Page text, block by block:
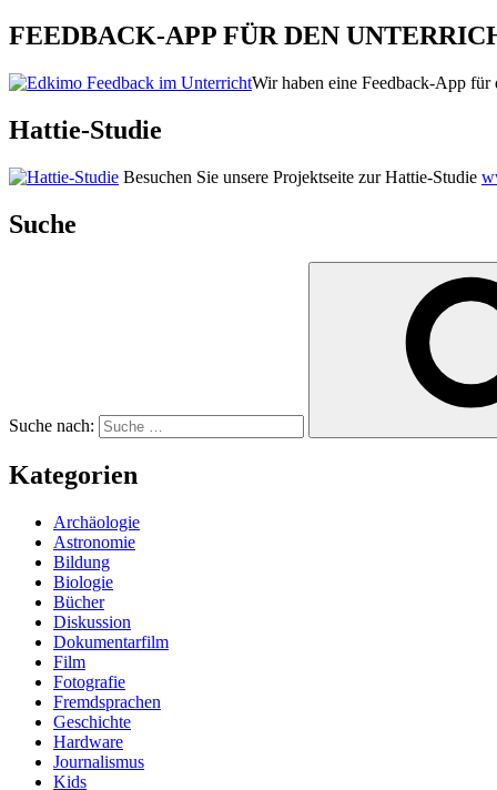
FEEDBACK-APP FÜR DEN
Wir haben eine Feedback-App
Hattie-Studie
Besuchen Sie unsere Projektseite zur Hattie-Studie
Suche
Suche nach:
Kategorien
Archäologie
Astronomie
Bildung
Biologie
Bücher
Diskussion
Dokumentarfilm
Film
Fotografie
Fremdsprachen
Geschichte
Hardware
Journalismus
Kids